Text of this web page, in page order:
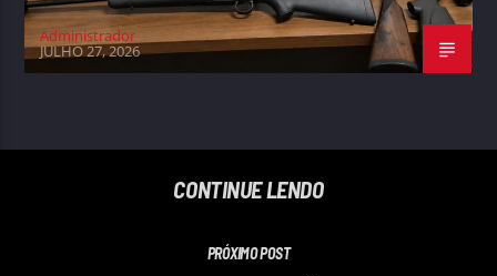
Administrador
JULHO 27, 2026
CONTINUE LENDO
PRÓXIMO POST